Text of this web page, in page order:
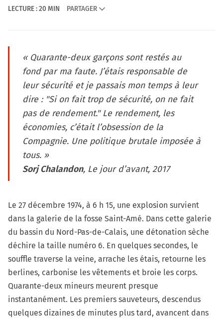
LECTURE : 20 MIN
PARTAGER
« Quarante-deux garçons sont restés au
fond par ma faute. J’étais responsable de
leur sécurité et je passais mon temps à leur
dire : "Si on fait trop de sécurité, on ne fait
pas de rendement." Le rendement, les
économies, c’était l’obsession de la
Compagnie. Une politique brutale imposée à
tous. »
Sorj Chalandon, Le jour d’avant, 2017
Le 27 décembre 1974, à 6 h 15, une explosion survient
dans la galerie de la fosse Saint-Amé. Dans cette galerie
du bassin du Nord-Pas-de-Calais, une détonation sèche
déchire la taille numéro 6. En quelques secondes, le
souffle traverse la veine, arrache les étais, retourne les
berlines, carbonise les vêtements et broie les corps.
Quarante-deux mineurs meurent presque
instantanément. Les premiers sauveteurs, descendus
quelques dizaines de minutes plus tard, avancent dans